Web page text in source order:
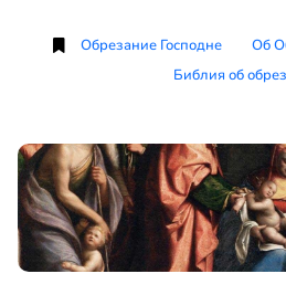
Обрезание Господне
Об
Библия об